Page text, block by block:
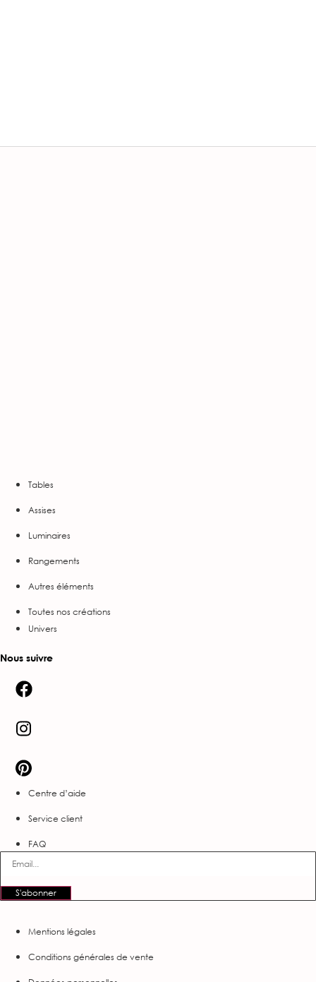
Tables
Assises
Luminaires
Rangements
Autres éléments
Toutes nos créations
Univers
Nous suivre
Centre d’aide
Service client
FAQ
S'abonner
Mentions légales
Conditions générales de vente